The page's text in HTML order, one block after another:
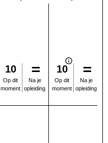
10
Op dit
moment
Na je
opleiding
10
Op dit
moment
Na je
opleiding